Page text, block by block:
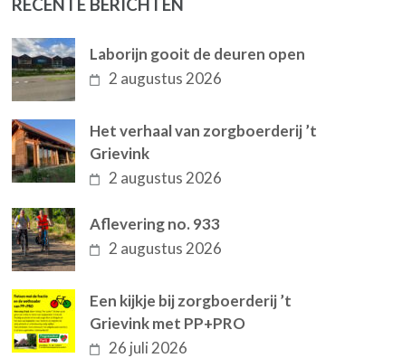
Laborijn gooit de deuren open
2 augustus 2026
Het verhaal van zorgboerderij ’t
Grievink
2 augustus 2026
Aflevering no. 933
2 augustus 2026
Een kijkje bij zorgboerderij ’t
Grievink met PP+PRO
26 juli 2026